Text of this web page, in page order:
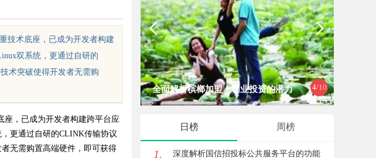
技术底座，已成为开发者构建
双系统，更通过自研的
术突破使得开发者无需购
，已成为开发者构建跨平台应
更通过自研的CLINK传输协议
无需购置高端硬件，即可获得
4/10
天给他免费派单？
全面解析槟榔加盟：创业投资的潜力
日榜 周榜
1. 深度解析国信招投标公共服务平台的功能